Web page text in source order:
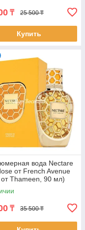
₸ 25 500 ₸
Купить
вода Nectare
от French Avenue
Thameen, 90 мл)
₸ 35 500 ₸